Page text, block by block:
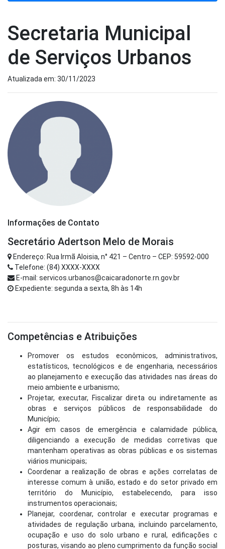
Secretaria Municipal
de Serviços Urbanos
Atualizada em: 30/11/2023
Informações de Contato
Secretário Adertson Melo de Morais
Endereço: Rua Irmã Aloisia, n° 421 – Centro – CEP: 59592-000
Telefone: (84) XXXX-XXXX
E-mail: servicos.urbanos@caicaradonorte.rn.gov.br
Expediente: segunda a sexta, 8h às 14h
Competências e Atribuições
Promover os estudos econômicos, administrativos,
estatísticos, tecnológicos e de engenharia, necessários
ao planejamento e execução das atividades nas áreas do
meio ambiente e urbanismo;
Projetar, executar, Fiscalizar direta ou indiretamente as
obras e serviços públicos de responsabilidade do
Município;
Agir em casos de emergência e calamidade pública,
diligenciando a execução de medidas corretivas que
mantenham operativas as obras públicas e os sistemas
viários municipais;
Coordenar a realização de obras e ações correlatas de
interesse comum à união, estado e do setor privado em
território do Município, estabelecendo, para isso
instrumentos operacionais;
Planejar, coordenar, controlar e executar programas e
atividades de regulação urbana, incluindo parcelamento,
ocupação e uso do solo urbano e rural, edificações c
posturas, visando ao pleno cumprimento da função social